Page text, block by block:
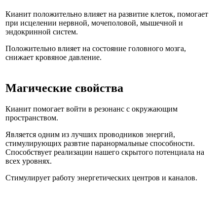
Кианит положительно влияет на развитие клеток, помогает
при исцелении нервной, мочеполовой, мышечной и
эндокринной систем.
Положительно влияет на состояние головного мозга,
снижает кровяное давление.
Магические свойства
Кианит помогает войти в резонанс с окружающим
пространством.
Является одним из лучших проводников энергий,
стимулирующих развтие паранормальные способности.
Способствует реализации нашего скрытого потенциала на
всех уровнях.
Стимулирует работу энергетических центров и каналов.